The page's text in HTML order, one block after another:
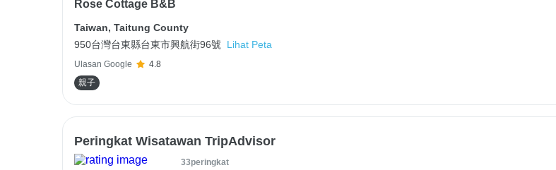
Rose Cottage B&B
Taiwan, Taitung County
950台灣台東縣台東市興航街96號
Lihat Peta
Ulasan Google
4.8
親子
Peringkat Wisatawan TripAdvisor
33peringkat